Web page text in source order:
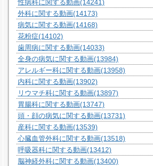
性病科に関する動画(14241)
外科に関する動画(14173)
病気に関する動画(14168)
花粉症(14102)
歯周病に関する動画(14033)
全身の病気に関する動画(13984)
アレルギー科に関する動画(13958)
内科に関する動画(13902)
リウマチ科に関する動画(13897)
胃腸科に関する動画(13747)
頭・顔の病気に関する動画(13731)
産科に関する動画(13539)
心臓血管外科に関する動画(13518)
呼吸器科に関する動画(13412)
脳神経外科に関する動画(13400)